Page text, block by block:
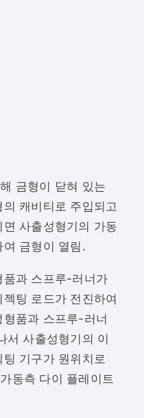
금형이 닫혀 있는
캐비티로 주입되고
사출성형기의 가동
금형이 열림.
품과 스프루-러너가
팅 로드가 전진하여
품과 스프루-러너
서 사출성형기의 이
기구가 원위치로
동측 다이 플레이트